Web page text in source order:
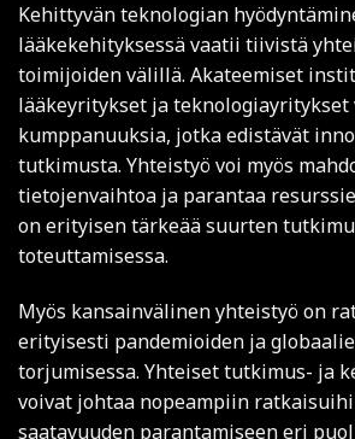
Kehittyvän teknologian
lääkekehityksessä vaatii tiivistä
toimijoiden välillä. Akateemiset
lääkeyritykset ja teknologiayritykset
kumppanuuksia, jotka edistävät
tutkimusta. Yhteistyö voi myös
tietojenvaihtoa ja parantaa
on erityisen tärkeää suurten
toteuttamisessa.
Myös kansainvälinen yhteistyö on
erityisesti pandemioiden ja
torjumisessa. Yhteiset tutkimus- ja
voivat johtaa nopeampiin
saatavuuden parantamiseen eri